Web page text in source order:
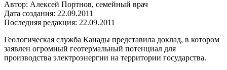
Автор: Алексей Портнов, семейный врач
Дата создания: 22.09.2011
Последняя редакция: 22.09.2011
Геологическая служба Канады представила доклад, в котором
заявлен огромный геотермальный потенциал для
производства электроэнергии на территории государства.